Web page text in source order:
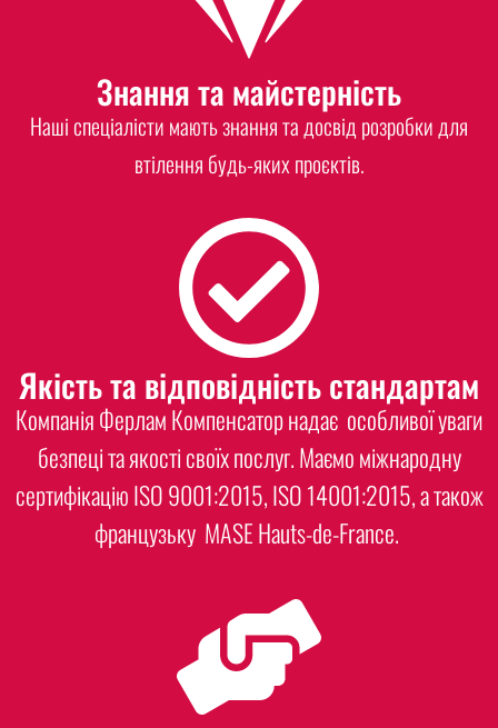
Знання та майстерність
Наші спеціалісти мають знання та досвід розробки для
втілення будь-яких проєктів.
Якість та відповідність стандартам
Компанія Ферлам Компенсатор надає особливої уваги
безпеці та якості своїх послуг. Маємо міжнародну
сертифікацію ISO 9001:2015, ISO 14001:2015, а також
французьку MASE Hauts-de-France.